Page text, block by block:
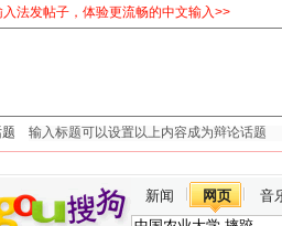
法发帖子，体验更流畅的中文输入>>
题
新闻 网页 音